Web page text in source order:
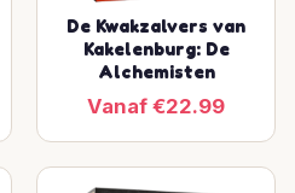
De Kwakzalvers van
Kakelenburg: De
Alchemisten
Vanaf €22.99